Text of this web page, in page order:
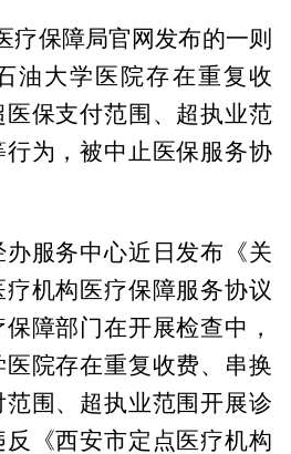
疗保障局官网发布的一则
油大学医院存在重复收
保支付范围、超执业范
行为，被中止医保服务协
服务中心近日发布《关
机构医疗保障服务协议
障部门在开展检查中，
院存在重复收费、串换
围、超执业范围开展诊
《西安市定点医疗机构